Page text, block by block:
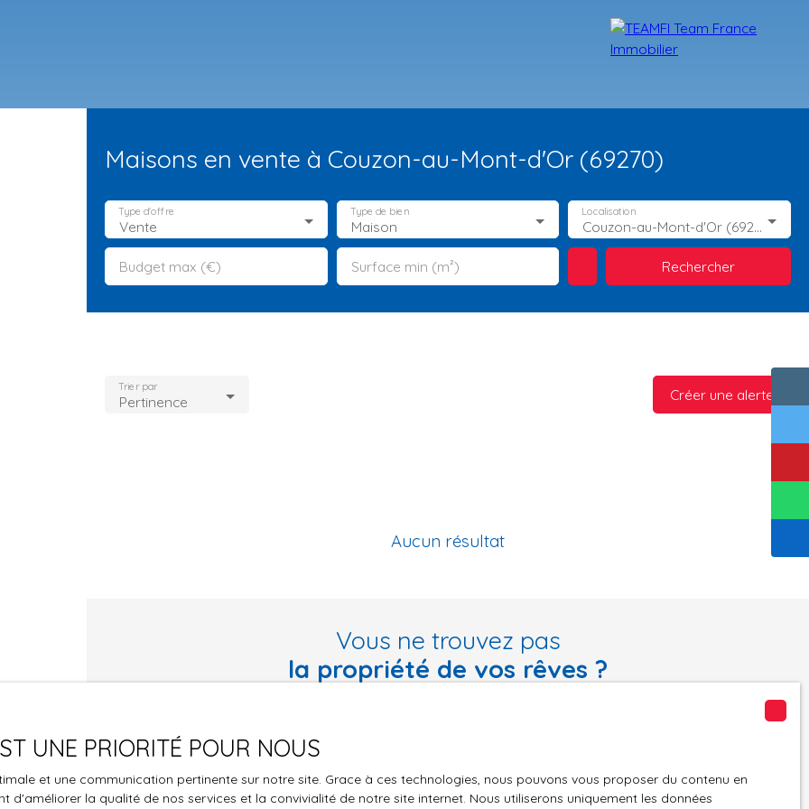
ESTIMATION VENDRE LA TEAM RECRUTEMENT TÉMOIGNAGES NOS FORMATIONS BLOG CONTACT
Maisons en vente à Couzon-au-Mont-d'Or (69270)
Vente
Type d'offre
Maison
Type de bien
Couzon-au-Mont-d'Or (69270)
Localisation
Budget max (€) Surface min (m²) Rechercher
Pertinence
Trier par Créer une alerte
Aucun résultat
Vous ne trouvez pas
la propriété de vos rêves ?
Prénom
Vente Maison
Localisation
UNE PRIORITÉ POUR NOUS
et une communication pertinente sur notre site. Grace à ces technologies, nous pouvons vous proposer du contenu en
la qualité de nos services et la convivialité de notre site internet. Nous utiliserons uniquement les données